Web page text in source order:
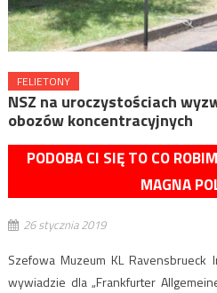
FELIETONY
NSZ na uroczystościach
obozów koncentracyjnych
PODOBA CI SIĘ TO CO
MAGNA
26 stycznia 2019
Szefowa Muzeum KL Ravensbrueck
wywiadzie dla „Frankfurter